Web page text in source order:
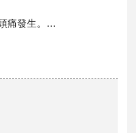
痛發生。